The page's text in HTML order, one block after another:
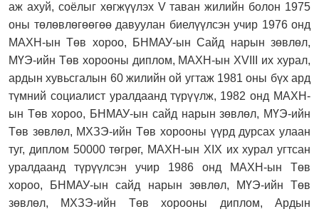
аж ахуй, соёлыг хөгжүүлэх Vтаван жилийн болон 1975
оны төлөвлөгөөгөө давуулан биелүүлсэн учир 1976 онд
МАХН-ын Төв хороо, БНМАУ-ын Сайд нарын зөвлөл,
МҮЭ-ийн Төв хорооны диплом, МАХН-ын XVIII их хурал,
ардын хувьсгалын 60 жилийн ой угтаж 1981 оны бүх ард
түмний социалист уралдаанд түрүүлж, 1982 онд МАХН-
ын Төв хороо, БНМАУ-ын сайд нарын зөвлөл, МҮЭ-ийн
Төв зөвлөл, МХЗЭ-ийн Төв хорооны үүрд дурсах улаан
туг, диплом 50000 төгрөг, МАХН-ын XIX их хурал угтсан
уралдаанд түрүүлсэн учир 1986 онд МАХН-ын Төв
хороо, БНМАУ-ын сайд нарын зөвлөл, МҮЭ-ийн Төв
зөвлөл, МХЗЭ-ийн Төв хорооны диплом, Ардын